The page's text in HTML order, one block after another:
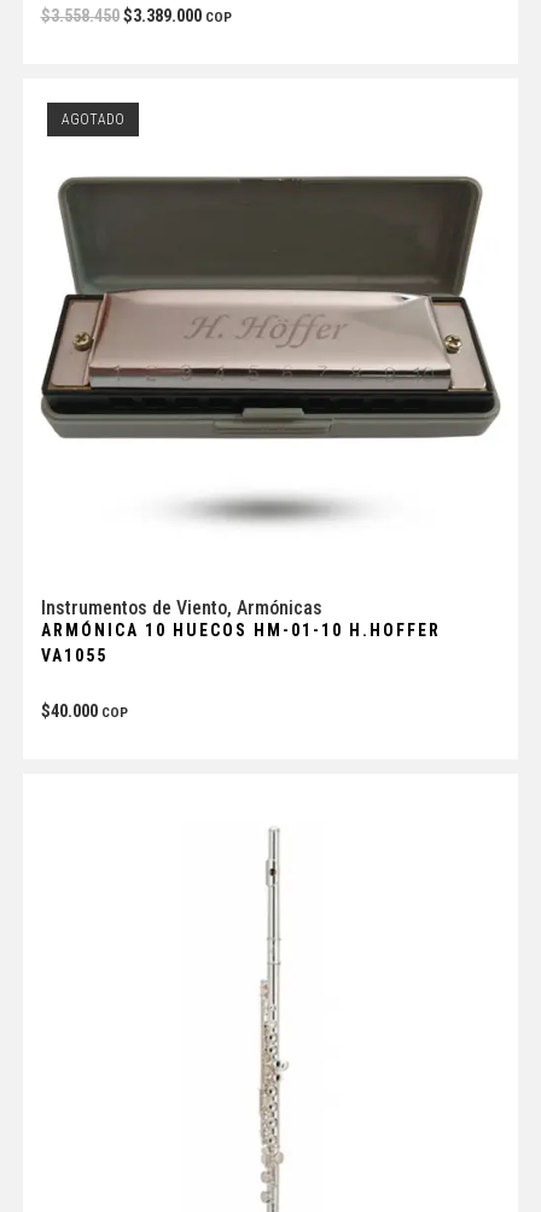
$3.558.450 $3.389.000 COP
AGOTADO
Instrumentos de Viento, Armónicas
ARMÓNICA 10 HUECOS HM-01-10 H.HOFFER
VA1055
$40.000 COP